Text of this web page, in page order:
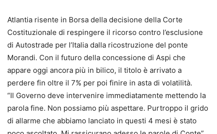
Atlantia risente in Borsa della decisione della Corte
Costituzionale di respingere il ricorso contro l’esclusione
di Autostrade per l’Italia dalla ricostruzione del ponte
Morandi. Con il futuro della concessione di Aspi che
appare oggi ancora più in bilico, il titolo è arrivato a
perdere fin oltre il 7% per poi finire in asta di volatilità.
“Il Governo deve intervenire immediatamente mettendo la
parola fine. Non possiamo più aspettare. Purtroppo il grido
di allarme che abbiamo lanciato in questi 4 mesi è stato